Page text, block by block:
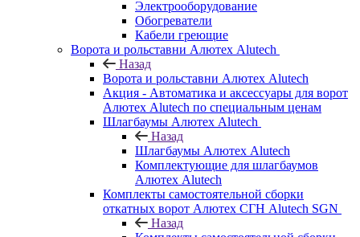
Электрооборудование
Обогреватели
Кабели греющие
Ворота и рольставни Алютех Alutech
Назад
Ворота и рольставни Алютех Alutech
Акция - Автоматика и аксессуары для ворот
Алютех Alutech по специальным ценам
Шлагбаумы Алютех Alutech
Назад
Шлагбаумы Алютех Alutech
Комплектующие для шлагбаумов
Алютех Alutech
Комплекты самостоятельной сборки
откатных ворот Алютех СГН Alutech SGN
Назад